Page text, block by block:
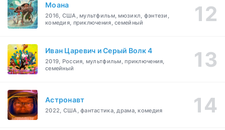
Моана
2016, США, мультфильм, мюзикл, фэнтези,
комедия, приключения, семейный
Иван Царевич и Серый Волк 4
2019, Россия, мультфильм, приключения,
семейный
Астронавт
2022, США, фантастика, драма, комедия